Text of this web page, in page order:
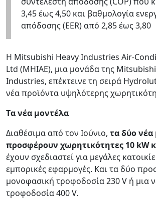
3,45 έως 4,50 και βαθμολογία
απόδοσης (EER) από 2,85 έως 3,80
Η Mitsubishi Heavy Industries Air-
Ltd (MHIAE), μια μονάδα της
Industries, επέκτεινε τη σειρά
νέα προϊόντα υψηλότερης
Tα νέα μοντέλα
Διαθέσιμα από τον Ιούνιο, τα δύο νέα
προσφέρουν χωρητικότητες 10 kW
έχουν σχεδιαστεί για μεγάλες
εμπορικές εφαρμογές. Και τα δύο
μονοφασική τροφοδοσία 230 V ή μια
τροφοδοσία 400 V.